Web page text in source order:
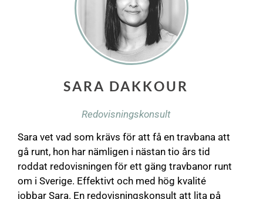
SARA DAKKOUR
Redovisningskonsult
Sara vet vad som krävs för att få en travbana att
gå runt, hon har nämligen i nästan tio års tid
roddat redovisningen för ett gäng travbanor runt
om i Sverige. Effektivt och med hög kvalité
jobbar Sara. En redovisningskonsult att lita på